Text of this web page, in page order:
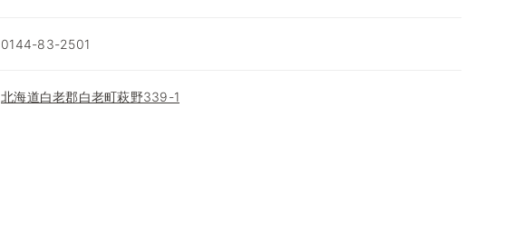
0144-83-2501
北海道白老郡白老町萩野339-1